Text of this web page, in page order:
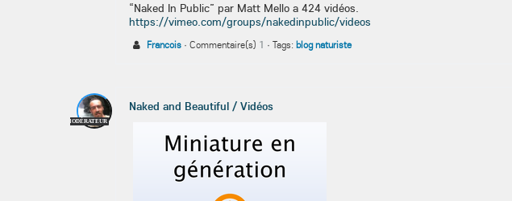
“Naked In Public” par Matt Mello a 424 vidéos.
https://vimeo.com/groups/nakedinpublic/videos
Francois · Commentaire(s) 1 · Tags:blog naturiste
MODÉRATEUR
Naked and Beautiful / Vidéos